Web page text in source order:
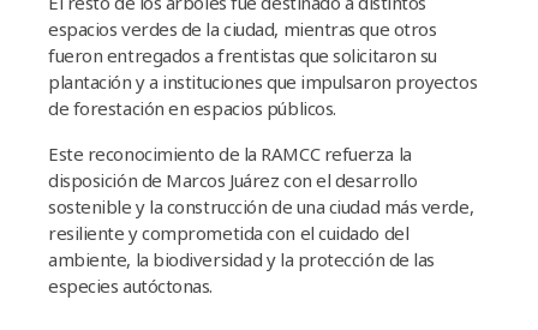
espacios verdes de la ciudad, mientras que otros
fueron entregados a frentistas que solicitaron su
plantación y a instituciones que impulsaron proyectos
de forestación en espacios públicos.
Este reconocimiento de la RAMCC refuerza la
disposición de Marcos Juárez con el desarrollo
sostenible y la construcción de una ciudad más verde,
resiliente y comprometida con el cuidado del
ambiente, la biodiversidad y la protección de las
especies autóctonas.